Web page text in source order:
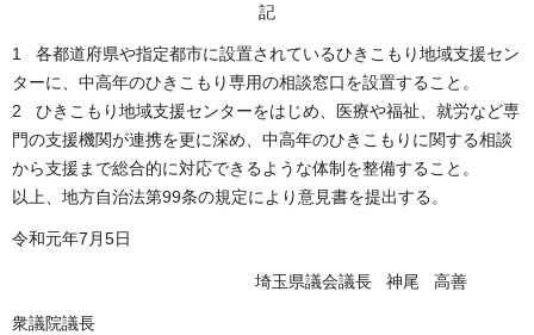
記
1 各都道府県や指定都市に設置されているひきこもり地域支援セン
ターに、中高年のひきこもり専用の相談窓口を設置すること。
2 ひきこもり地域支援センターをはじめ、医療や福祉、就労など専
門の支援機関が連携を更に深め、中高年のひきこもりに関する相談
から支援まで総合的に対応できるような体制を整備すること。
以上、地方自治法第99条の規定により意見書を提出する。
令和元年7月5日
埼玉県議会議長 神尾 高善
衆議院議長